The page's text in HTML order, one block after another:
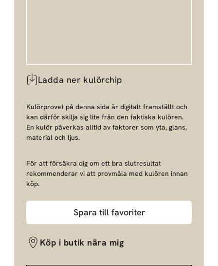
Ladda ner kulörchip
Kulörprovet på denna sida är digitalt framställt och
kan därför skilja sig lite från den faktiska kulören.
En kulör påverkas alltid av faktorer som yta, glans,
material och ljus.
För att försäkra dig om ett bra slutresultat
rekommenderar vi att provmåla med kulören innan
köp.
Spara till favoriter
Köp i butik nära mig